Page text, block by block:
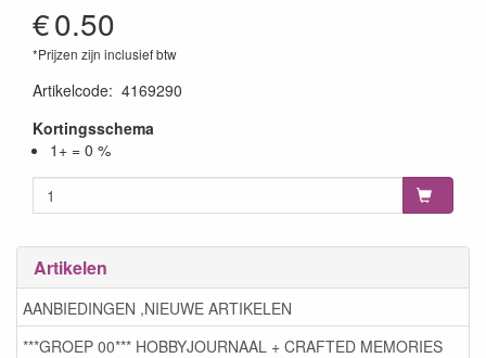
€0.50
*Prijzen zijn inclusief btw
Artikelcode: 4169290
Kortingsschema
1+ = 0 %
Artikelen
AANBIEDINGEN ,NIEUWE ARTIKELEN
***GROEP 00*** HOBBYJOURNAAL + CRAFTED MEMORIES